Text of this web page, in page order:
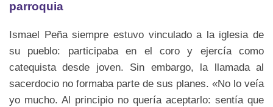
parroquia
Ismael Peña siempre estuvo vinculado a la iglesia de
su pueblo: participaba en el coro y ejercía como
catequista desde joven. Sin embargo, la llamada al
sacerdocio no formaba parte de sus planes. «No lo veía
yo mucho. Al principio no quería aceptarlo: sentía que